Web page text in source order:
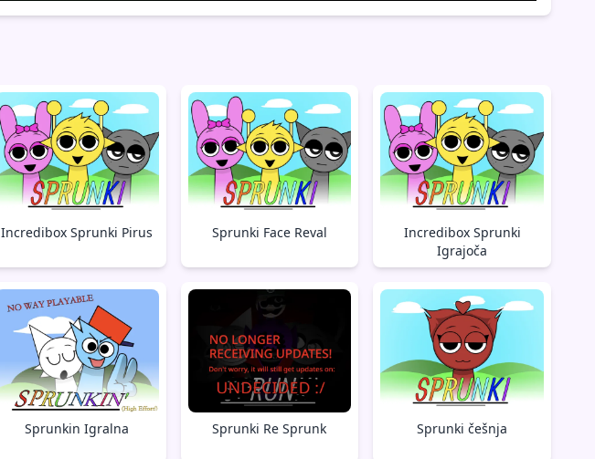
Incredibox Sprunki Pirus Sprunki Face Reval
Incredibox Sprunki
Igrajoča
Sprunkin Igralna Sprunki Re Sprunk Sprunki češnja